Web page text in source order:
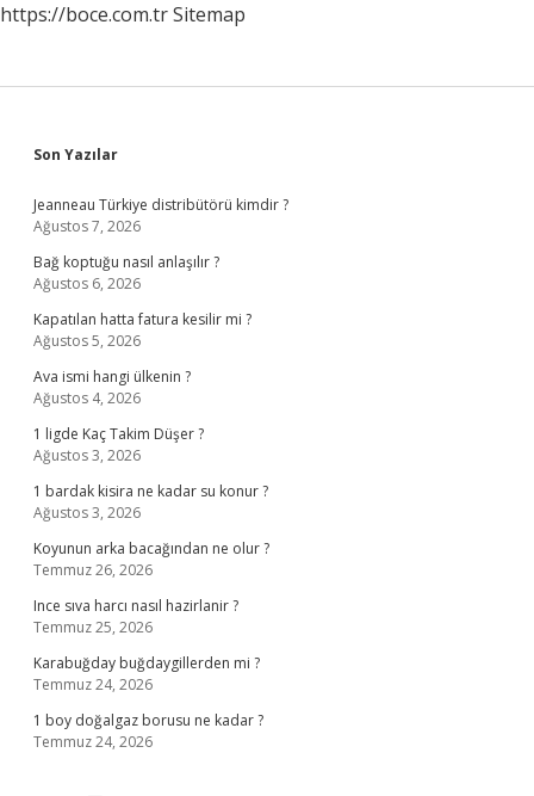
https://boce.com.trSitemap
Sidebar
Son Yazılar
Jeanneau Türkiye distribütörü kimdir ?
Ağustos 7, 2026
Bağ koptuğu nasıl anlaşılır ?
Ağustos 6, 2026
Kapatılan hatta fatura kesilir mi ?
Ağustos 5, 2026
Ava ismi hangi ülkenin ?
Ağustos 4, 2026
1 ligde Kaç Takim Düşer ?
Ağustos 3, 2026
1 bardak kisira ne kadar su konur ?
Ağustos 3, 2026
Koyunun arka bacağından ne olur ?
Temmuz 26, 2026
Ince sıva harcı nasıl hazirlanir ?
Temmuz 25, 2026
Karabuğday buğdaygillerden mi ?
Temmuz 24, 2026
1 boy doğalgaz borusu ne kadar ?
Temmuz 24, 2026